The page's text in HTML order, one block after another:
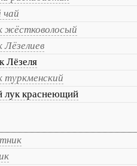
чай
жёстковолосый
Лёзелиев
Лёзеля
туркменский
лук краснеющий